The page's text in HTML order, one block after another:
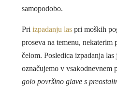
samopodobo.
Pri izpadanju laspri moških
proseva na temenu, nekaterim
čelom. Posledica izpadanja las
označujemo v vsakodnevnem
golo površino glave s